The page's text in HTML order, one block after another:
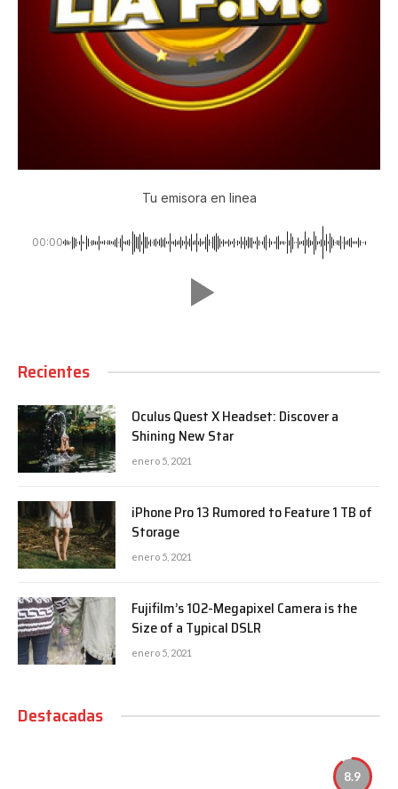
Tu emisora en linea
00:00
Recientes
Oculus Quest X Headset: Discover a
Shining New Star
enero 5, 2021
iPhone Pro 13 Rumored to Feature 1 TB of
Storage
enero 5, 2021
Fujifilm’s 102-Megapixel Camera is the
Size of a Typical DSLR
enero 5, 2021
Destacadas
8.9